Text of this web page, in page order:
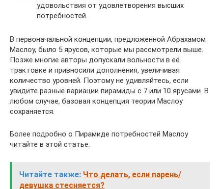
удовольствия от удовлетворения высших
потребностей.
В первоначальной концепции, предложенной Абрахамом
Маслоу, было 5 ярусов, которые мы рассмотрели выше.
Позже многие авторы допускали вольности в её
трактовке и привносили дополнения, увеличивая
количество уровней. Поэтому не удивляйтесь, если
увидите разные вариации пирамиды с 7 или 10 ярусами. В
любом случае, базовая концепция теории Маслоу
сохраняется.
Более подробно о Пирамиде потребностей Маслоу
читайте в этой статье.
Читайте также: Что делать, если парень/
девушка стесняется?